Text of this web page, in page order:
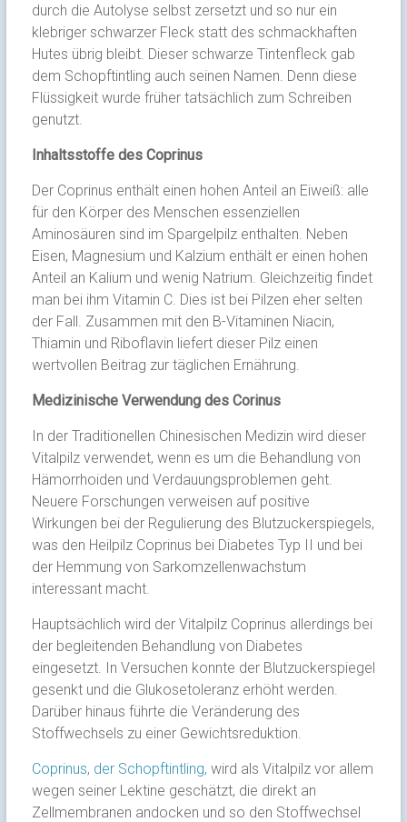
durch die Autolyse selbst zersetzt und so nur ein
klebriger schwarzer Fleck statt des schmackhaften
Hutes übrig bleibt. Dieser schwarze Tintenfleck gab
dem Schopftintling auch seinen Namen. Denn diese
Flüssigkeit wurde früher tatsächlich zum Schreiben
genutzt.
Inhaltsstoffe des Coprinus
Der Coprinus enthält einen hohen Anteil an Eiweiß: alle
für den Körper des Menschen essenziellen
Aminosäuren sind im Spargelpilz enthalten. Neben
Eisen, Magnesium und Kalzium enthält er einen hohen
Anteil an Kalium und wenig Natrium. Gleichzeitig findet
man bei ihm Vitamin C. Dies ist bei Pilzen eher selten
der Fall. Zusammen mit den B-Vitaminen Niacin,
Thiamin und Riboflavin liefert dieser Pilz einen
wertvollen Beitrag zur täglichen Ernährung.
Medizinische Verwendung des Corinus
In der Traditionellen Chinesischen Medizin wird dieser
Vitalpilz verwendet, wenn es um die Behandlung von
Hämorrhoiden und Verdauungsproblemen geht.
Neuere Forschungen verweisen auf positive
Wirkungen bei der Regulierung des Blutzuckerspiegels,
was den Heilpilz Coprinus bei Diabetes Typ II und bei
der Hemmung von Sarkomzellenwachstum
interessant macht.
Hauptsächlich wird der Vitalpilz Coprinus allerdings bei
der begleitenden Behandlung von Diabetes
eingesetzt. In Versuchen konnte der Blutzuckerspiegel
gesenkt und die Glukosetoleranz erhöht werden.
Darüber hinaus führte die Veränderung des
Stoffwechsels zu einer Gewichtsreduktion.
Coprinus, der Schopftintling, wird als Vitalpilz vor allem
wegen seiner Lektine geschätzt, die direkt an
Zellmembranen andocken und so den Stoffwechsel